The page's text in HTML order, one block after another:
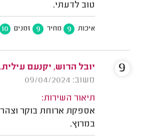
טוב לדעתי.
איכות 9 מחיר 9 זמנים 10
יובל הרוש, יקנעם עילית.
משוב: 09/04/2024
תיאור השירות:
במרוץ.
9